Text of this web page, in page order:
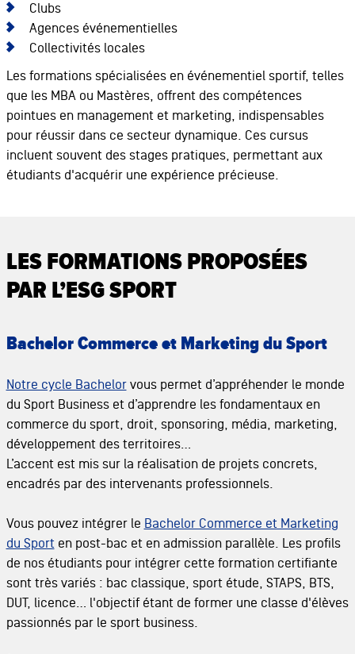
Clubs
Agences événementielles
Collectivités locales
Les formations spécialisées en événementiel sportif, telles
que les MBA ou Mastères, offrent des compétences
pointues en management et marketing, indispensables
pour réussir dans ce secteur dynamique. Ces cursus
incluent souvent des stages pratiques, permettant aux
étudiants d'acquérir une expérience précieuse.
LES FORMATIONS PROPOSÉES
PAR L’ESG SPORT
Bachelor Commerce et Marketing du Sport
Notre cycle Bachelorvous permet d’appréhender le monde
du Sport Business et d’apprendre les fondamentaux en
commerce du sport, droit, sponsoring, média, marketing,
développement des territoires…
L’accent est mis sur la réalisation de projets concrets,
encadrés par des intervenants professionnels.
Vous pouvez intégrer le Bachelor Commerce et Marketing
du Sporten post-bac et en admission parallèle. Les profils
de nos étudiants pour intégrer cette formation certifiante
sont très variés : bac classique, sport étude, STAPS, BTS,
DUT, licence… l'objectif étant de former une classe d'élèves
passionnés par le sport business.